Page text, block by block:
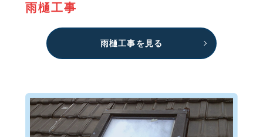
雨樋工事
雨樋工事を見る